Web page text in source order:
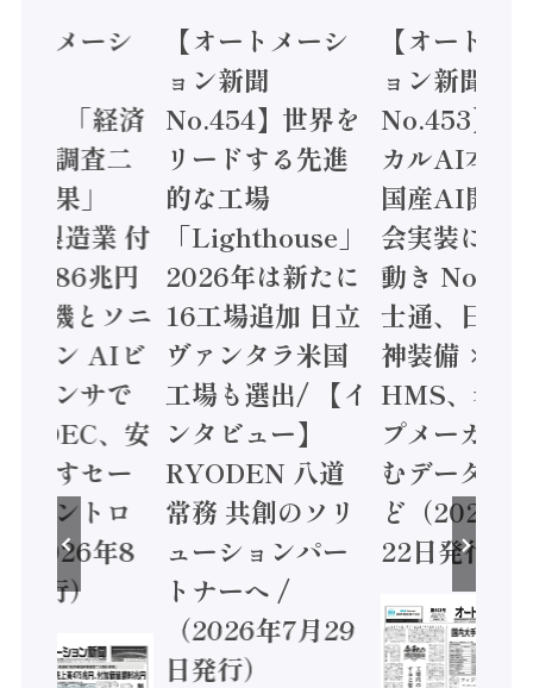
トメーシ
】「経済
態調査二
結果」
年製造業 付
額86兆円
電機とソニ
コン AIビ
センサで
/ IDEC、安
かすセー
コントロ
2026年8
発行）
【オートメーシ
ョン新聞
No.454】世界を
リードする先進
的な工場
「Lighthouse」
2026年は新たに
16工場追加 日立
ヴァンタラ米国
工場も選出/ 【イ
ンタビュー】
RYODEN 八道
常務 共創のソリ
ューションパー
トナーへ /
（2026年7月29
日発行）
【オートメ
ョン新聞
No.453】フ
カルAI本格
国産AI開発
会実装に活
動き
士通、日立
神装備 ×
HMS、老舗
プメーカー
むデータ活
ど（2026年
22日発行）